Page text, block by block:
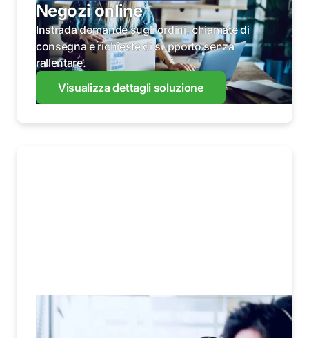
Negozi online
Instrada domande sugli ordini, chiamate di
consegna e richieste di supporto senza
rallentare.
Visualizza dettagli soluzione